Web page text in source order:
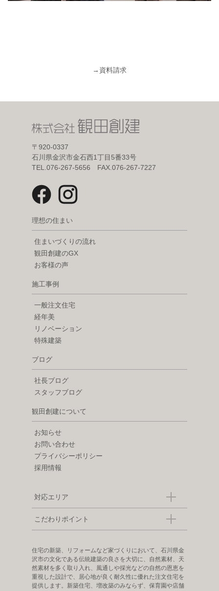
→ 資料請求
〒920-0337
石川県金沢市金石西1丁目5番33号
TEL.076-267-5656 FAX.076-267-7227
理想の住まい
住まいづくりの流れ
観田創建のGX
お客様の声
施工事例
一般注文住宅
経年美
リノベーション
特殊建築
ブログ
社長ブログ
スタッフブログ
観田創建について
お知らせ
お問い合わせ
プライバシーポリシー
採用情報
対応エリア
こだわりポイント
住宅の新築、リフォームなど家づくりにおいて、石川県金
沢市の文化である伝統建築の良さを大切に、自然素材、天
然素材を多く取り入れ、風通しや採光などの自然の恩恵を
重視した設計で、居心地が良く耐久性に優れた注文住宅を
提供します。新築住宅、増改築のみならず、保育園や店舗